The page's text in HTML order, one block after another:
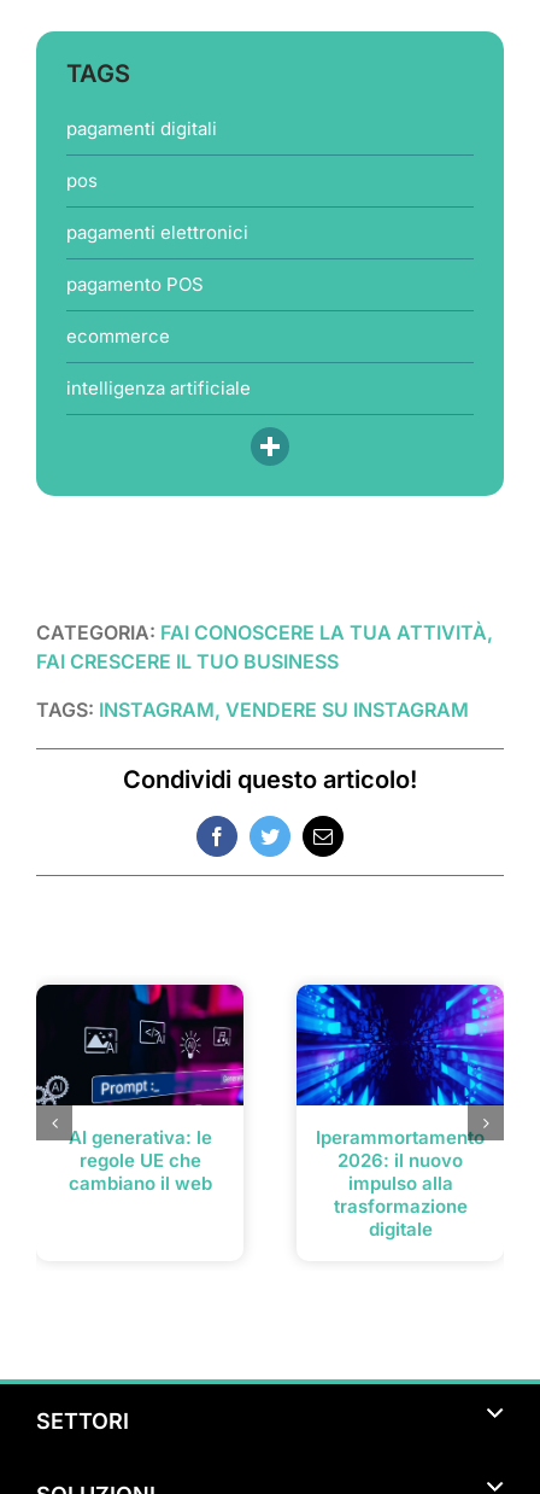
TAGS
pagamenti digitali
pos
pagamenti elettronici
pagamento POS
ecommerce
intelligenza artificiale
CATEGORIA: FAI CONOSCERE LA TUA ATTIVITÀ,
FAI CRESCERE IL TUO BUSINESS
TAGS: INSTAGRAM, VENDERE SU INSTAGRAM
Condividi questo articolo!
FacebookTwitterEmail
AI generativa: le
regole UE che
cambiano il web
Iperammortamento
2026: il nuovo
impulso alla
trasformazione
digitale
SETTORI